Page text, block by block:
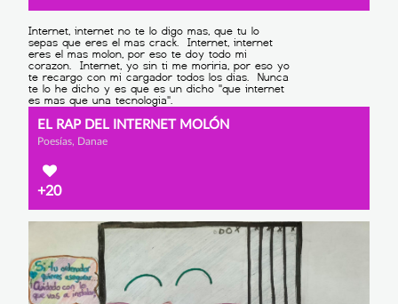
EL RAP DEL INTERNET MOLÓN
Poesías, Danae
+20